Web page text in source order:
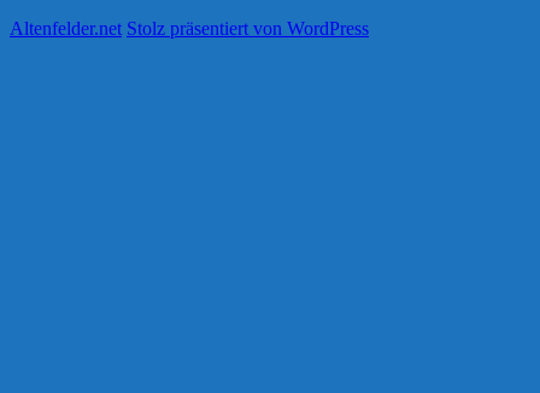
Altenfelder.net Stolz präsentiert von WordPress